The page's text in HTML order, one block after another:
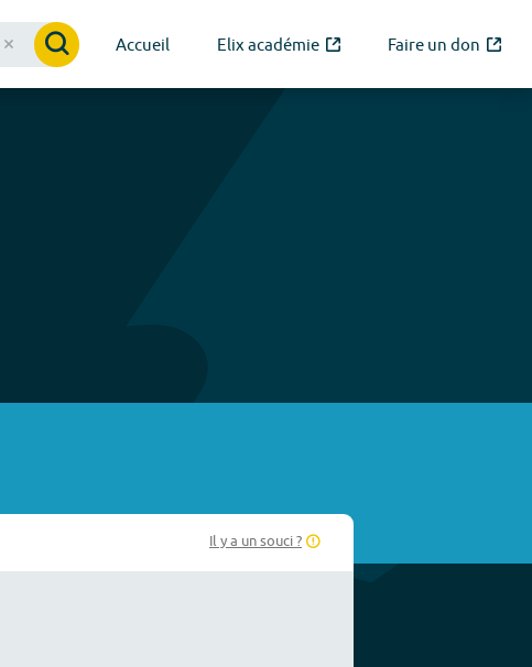
Accueil Elix académie Faire un don
Il y a un souci ?